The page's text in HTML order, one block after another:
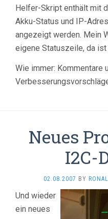
Helfer-Skript enthält mit
Akku-Status und IP-
angezeigt werden. Mein
eigene Statuszeile, da
Wie immer: Kommentare
Neues
I2C-
02.08.2007 BY
Und wieder
ein neues